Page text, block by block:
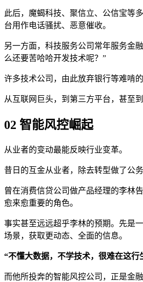
此后，魔蝎科技、聚信立、公信宝等
台用作电话骚扰、恶意催收。
另一方面，科技服务公司常年服务金
么还要苦哈哈开发技术呢？”
许多技术公司，由此放弃银行等难啃
从互联网巨头，到第三方平台，甚至
02 智能风控崛起
从业者的变动最能反映行业变革。
昔日的互金从业者，除去转型做了公
曾在消费信贷公司做产品经理的李林
愈来愈重要的角色。
事实甚至远远超乎李林的预期。先是
场景，获取更动态、全面的信息。
“不懂大数据，不学技术，很难在这行
而他所投奔的智能风控公司，正是金